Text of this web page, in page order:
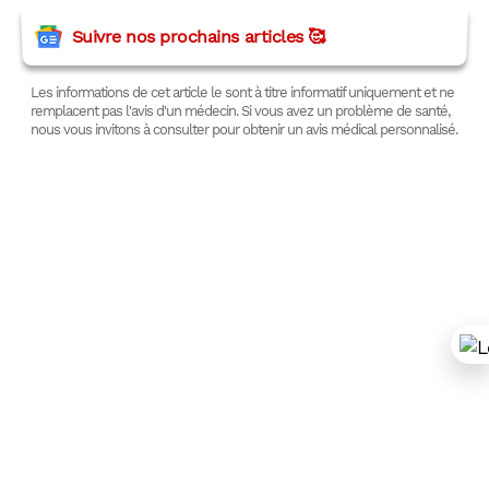
Suivre nos prochains articles 🥰
Les informations de cet article le sont à titre informatif uniquement et ne
remplacent pas l'avis d'un médecin. Si vous avez un problème de santé,
nous vous invitons à consulter pour obtenir un avis médical personnalisé.